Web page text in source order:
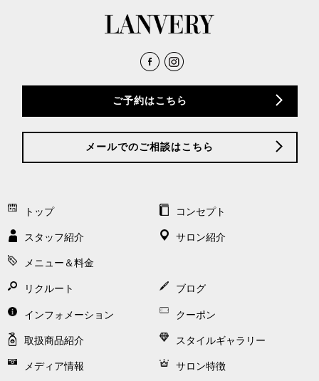
ご予約はこちら
メールでのご相談はこちら
トップ コンセプト
スタッフ紹介 サロン紹介
メニュー＆料金
リクルート ブログ
インフォメーション クーポン
取扱商品紹介 スタイルギャラリー
メディア情報 サロン特徴